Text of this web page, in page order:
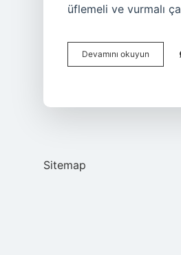
üflemeli ve vurmalı
Devamını okuyun
Astsubay
Sitemap